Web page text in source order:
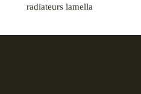
radiateurs lamella